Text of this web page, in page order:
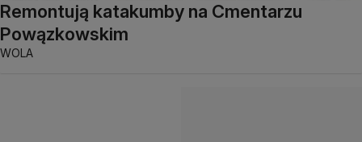
Remontują katakumby na Cmentarzu
Powązkowskim
WOLA